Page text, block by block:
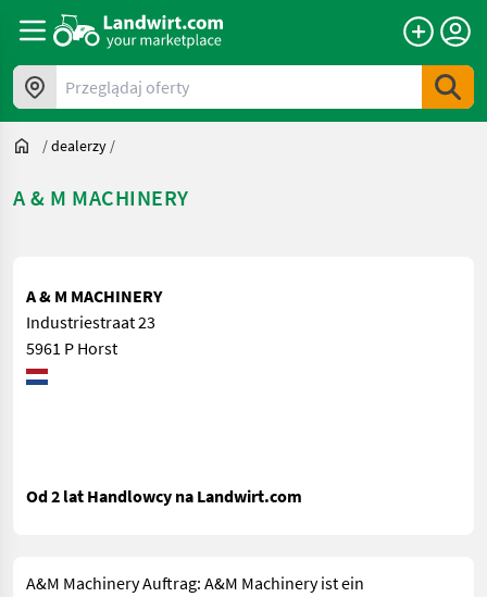
Przeglądaj oferty
/dealerzy /
A & M MACHINERY
A & M MACHINERY
Industriestraat 23
5961 P Horst
Od 2 lat Handlowcy na Landwirt.com
A&M Machinery Auftrag: A&M Machinery ist ein